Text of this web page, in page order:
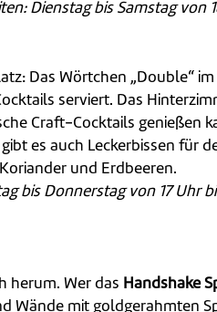
Dienstag bis Samstag von
Das Wörtchen „Double“ im
serviert. Das
Craft-Cocktails genießen
es auch Leckerbissen für
und Erdbeeren.
bis Donnerstag von 17 Uhr
herum. Wer das Handshake
Wände mit goldgerahmten